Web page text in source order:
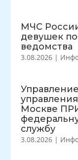
МЧС
девушек
ведомства
3.08.2026 |
Москве
службу
3.08.2026 |